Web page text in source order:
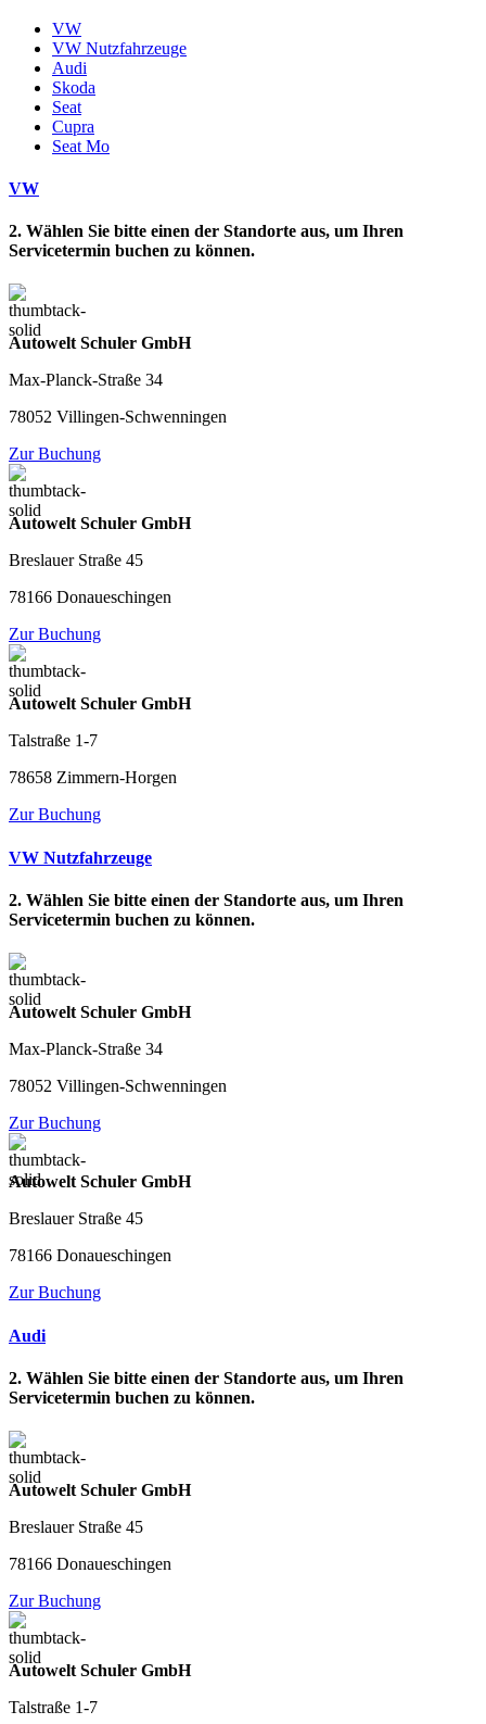
VW
VW Nutzfahrzeuge
Audi
Skoda
Seat
Cupra
Seat Mo
VW
2. Wählen Sie bitte einen der Standorte aus, um Ihren
Servicetermin buchen zu können.
Autowelt Schuler GmbH
Max-Planck-Straße 34
78052 Villingen-Schwenningen
Zur Buchung
Autowelt Schuler GmbH
Breslauer Straße 45
78166 Donaueschingen
Zur Buchung
Autowelt Schuler GmbH
Talstraße 1-7
78658 Zimmern-Horgen
Zur Buchung
VW Nutzfahrzeuge
2. Wählen Sie bitte einen der Standorte aus, um Ihren
Servicetermin buchen zu können.
Autowelt Schuler GmbH
Max-Planck-Straße 34
78052 Villingen-Schwenningen
Zur Buchung
Autowelt Schuler GmbH
Breslauer Straße 45
78166 Donaueschingen
Zur Buchung
Audi
2. Wählen Sie bitte einen der Standorte aus, um Ihren
Servicetermin buchen zu können.
Autowelt Schuler GmbH
Breslauer Straße 45
78166 Donaueschingen
Zur Buchung
Autowelt Schuler GmbH
Talstraße 1-7